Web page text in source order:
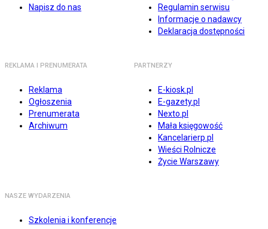
Napisz do nas
Regulamin serwisu
Informacje o nadawcy
Deklaracja dostępności
REKLAMA I PRENUMERATA
Reklama
Ogłoszenia
Prenumerata
Archiwum
PARTNERZY
E-kiosk.pl
E-gazety.pl
Nexto.pl
Mała księgowość
Kancelarierp.pl
Wieści Rolnicze
Życie Warszawy
NASZE WYDARZENIA
Szkolenia i konferencje